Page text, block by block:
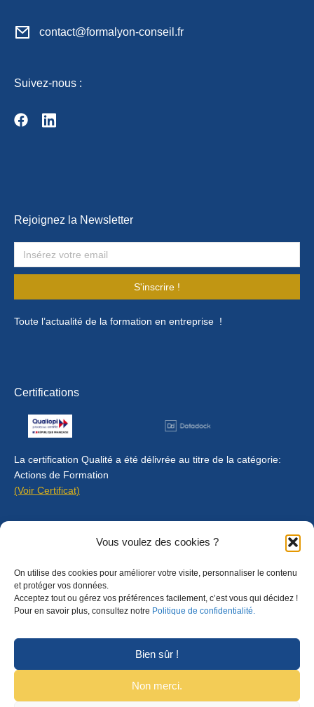
Vous voulez des cookies ?
On utilise des cookies pour améliorer votre visite, personnaliser le contenu
et protéger vos données.
Acceptez tout ou gérez vos préférences facilement, c’est vous qui décidez !
Pour en savoir plus, consultez notre Politique de confidentialité.
Bien sûr !
Non merci.
contact@formalyon-conseil.fr
Suivez-nous :
Rejoignez la Newsletter
S'inscrire !
Toute l’actualité de la formation en entreprise !
Certifications
La certification Qualité a été délivrée au titre de la catégorie:
Actions de Formation
(Voir Certificat)
Règlement intérieur
CGU
CGV